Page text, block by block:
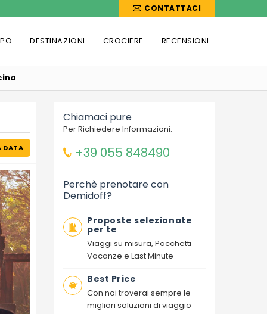
CONTATTACI
DESTINAZIONI CROCIERE RECENSIONI
DATA
Chiamaci pure
Per Richiedere Informazioni.
+39 055 848490
Perchè prenotare con
Demidoff?
Proposte selezionate
per te
Viaggi su misura, Pacchetti
Vacanze e Last Minute
Best Price
Con noi troverai sempre le
migliori soluzioni di viaggio